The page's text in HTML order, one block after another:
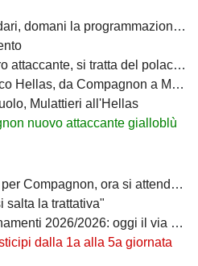
programmazione delle prime giornate
si tratta del polacco Sezonienko
da Compagnon a Mulattieri"
Mulattieri all'Hellas
nuovo attaccante gialloblù
ora si attende l'ufficialità
salta la trattativa"
2026: oggi il via alla vendita libera
dalla 1a alla 5a giornata